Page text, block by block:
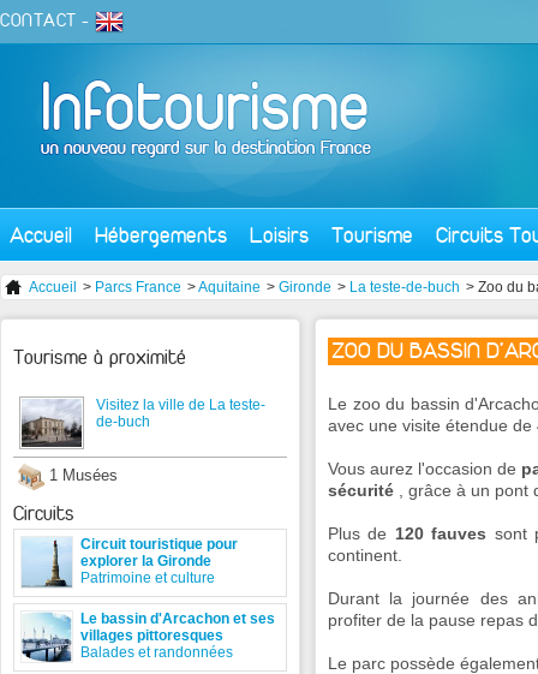
CONTACT -
Accueil Hébergements Loisirs Tourisme Circuits
Accueil > Parcs France >Aquitaine > Gironde > La teste-de-buch > Zoo du
ZOO DU BASSIN
Le zoo du bassin
avec une visite étendue de
Vous aurez l'occasion de
sécurité , grâce à un pont
Plus de 120 fauves sont
continent.
Durant la journée des
profiter de la pause repas
Le parc possède
Tourisme à proximité
Visitez la ville de La teste-
de-buch
1 Musées
Circuits
Circuit touristique pour
explorer la Gironde
Patrimoine et culture
Le bassin d'Arcachon et ses
villages pittoresques
Balades et randonnées